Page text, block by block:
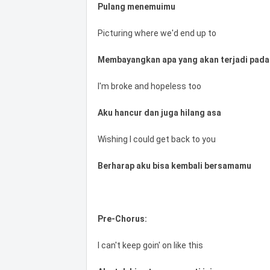
Pulang menemuimu
Picturing where we'd end up to
Membayangkan apa yang akan terjadi
I'm broke and hopeless too
Aku hancur dan juga hilang asa
Wishing I could get back to you
Berharap aku bisa kembali bersamamu
Pre-Chorus:
I can't keep goin' on like this